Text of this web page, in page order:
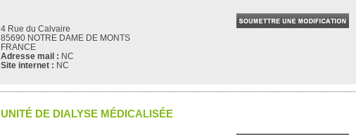
4 Rue du Calvaire
85690 NOTRE DAME DE MONTS
FRANCE
Adresse mail : NC
Site internet : NC
UNITÉ DE DIALYSE MÉDICALISÉE